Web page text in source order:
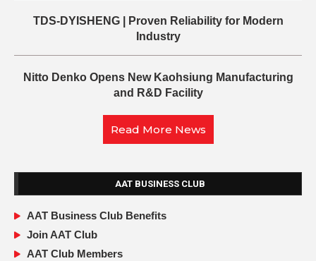
TDS-DYISHENG | Proven Reliability for Modern
Industry
Nitto Denko Opens New Kaohsiung Manufacturing
and R&D Facility
Read More News
AAT BUSINESS CLUB
AAT Business Club Benefits
Join AAT Club
AAT Club Members